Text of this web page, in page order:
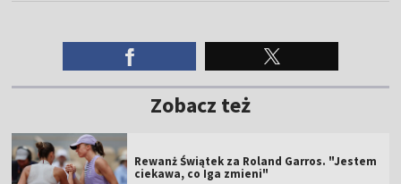
Zobacz też
Rewanż Świątek za Roland Garros. "Jestem
ciekawa, co Iga zmieni"